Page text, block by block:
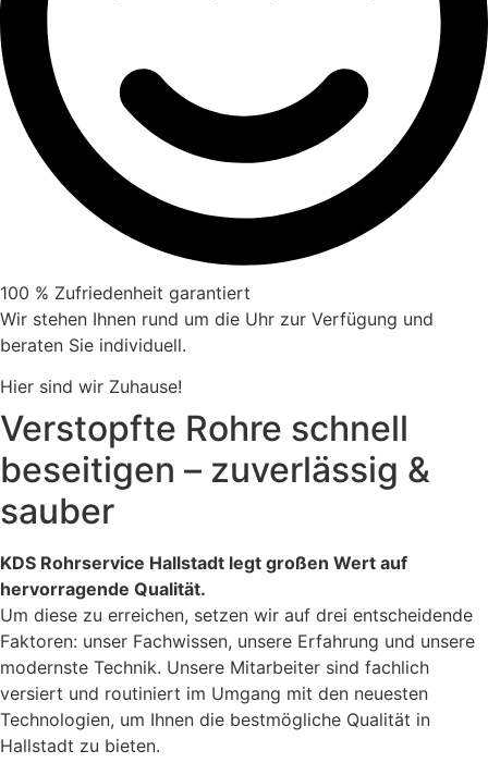
100 % Zufriedenheit garantiert
Wir stehen Ihnen rund um die Uhr zur Verfügung und
beraten Sie individuell.
Hier sind wir Zuhause!
Verstopfte Rohre schnell
beseitigen – zuverlässig &
sauber
KDS Rohrservice Hallstadt legt großen Wert auf
hervorragende Qualität.
Um diese zu erreichen, setzen wir auf drei entscheidende
Faktoren: unser Fachwissen, unsere Erfahrung und unsere
modernste Technik. Unsere Mitarbeiter sind fachlich
versiert und routiniert im Umgang mit den neuesten
Technologien, um Ihnen die bestmögliche Qualität in
Hallstadt zu bieten.